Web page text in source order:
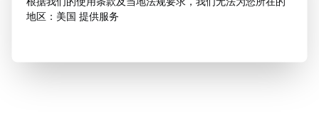
地区：美国 提供服务